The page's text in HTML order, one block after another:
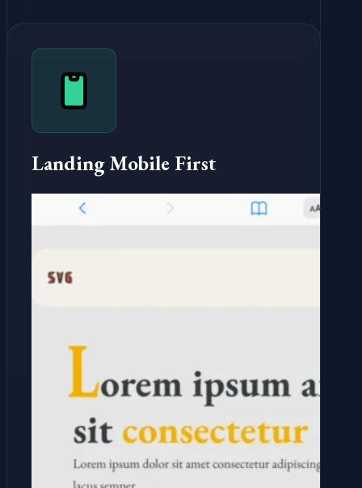
Landing Mobile First